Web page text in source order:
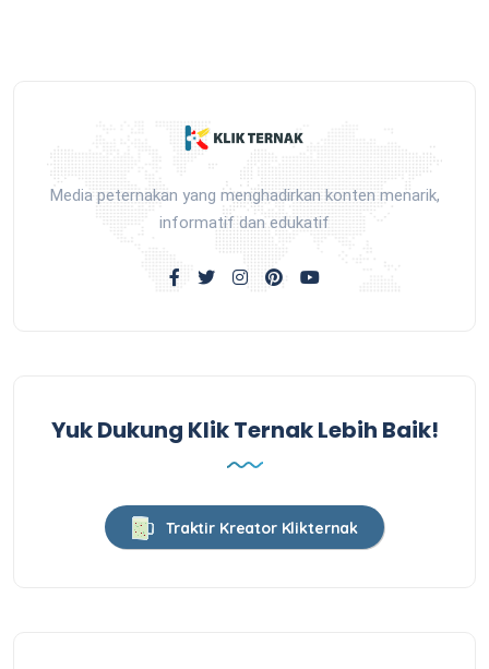
Media peternakan yang menghadirkan konten menarik,
informatif dan edukatif
Yuk Dukung Klik Ternak Lebih Baik!
Traktir Kreator Klikternak